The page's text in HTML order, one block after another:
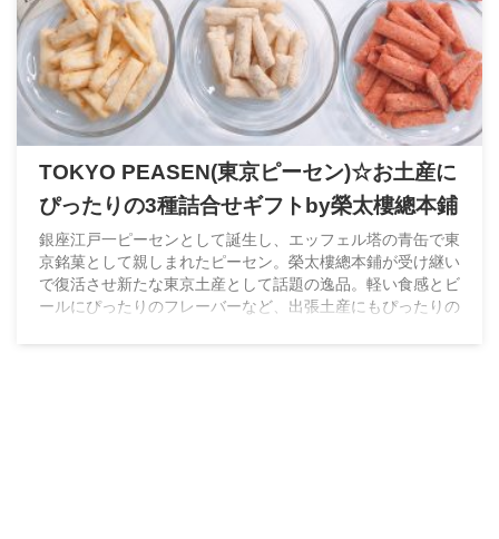
TOKYO PEASEN(東京ピーセン)☆お土産に
ぴったりの3種詰合せギフトby榮太樓總本鋪
銀座江戸一ピーセンとして誕生し、エッフェル塔の青缶で東
京銘菓として親しまれたピーセン。榮太樓總本鋪が受け継い
で復活させ新たな東京土産として話題の逸品。軽い食感とビ
ールにぴったりのフレーバーなど、出張土産にもぴったりの